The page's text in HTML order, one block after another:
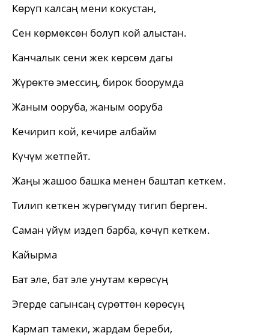
Көрүп калсаң мени кокустан,
Сен көрмөксөн болуп кой алыстан.
Канчалык сени жек көрсөм дагы
Жүрөктө эмессиң, бирок боорумда
Жаным ооруба, жаным ооруба
Кечирип кой, кечире албайм
Күчүм жетпейт.
Жаңы жашоо башка менен баштап кеткем.
Тилип кеткен жүрөгүмдү тигип берген.
Саман үйүм издеп барба, көчүп кеткем.
Кайырма
Бат эле, бат эле унутам көрөсүң
Эгерде сагынсаң сүрөттөн көрөсүң
Кармап тамеки, жардам береби,